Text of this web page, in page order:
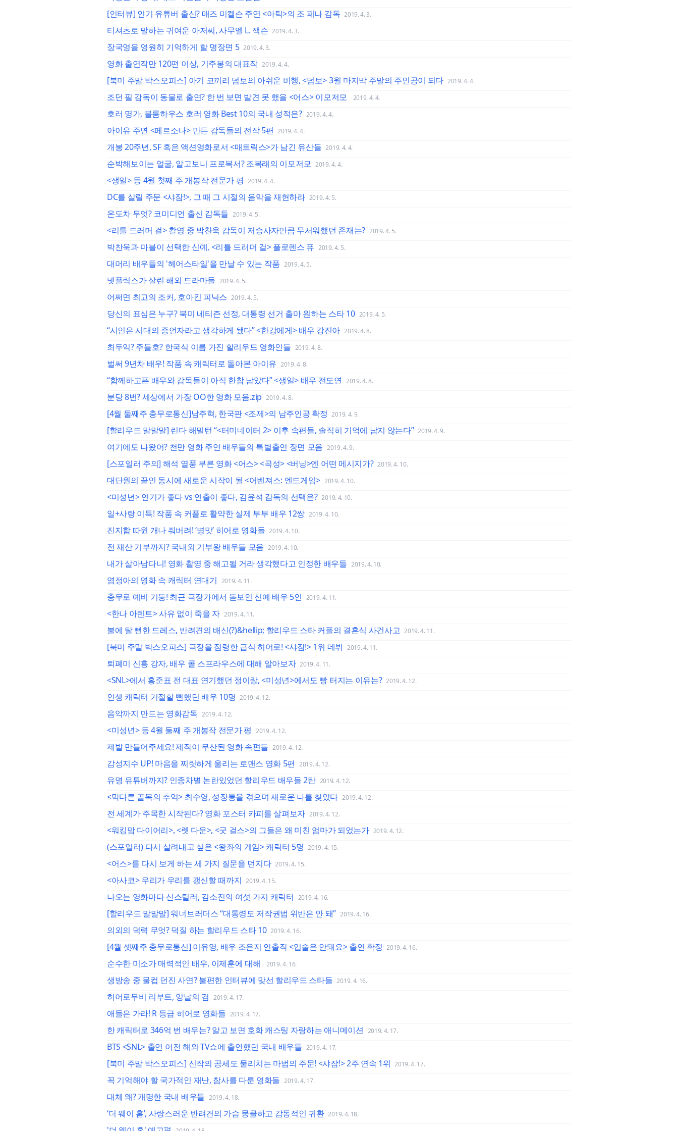
[인터뷰] 인기 유튜버 출신? 매즈 미켈슨 주연 <아틱>의 조 페나 감독 2019. 4. 3.
티셔츠로 말하는 귀여운 아저씨, 사무엘 L. 잭슨 2019. 4. 3.
장국영을 영원히 기억하게 할 명장면 5 2019. 4. 3.
영화 출연작만 120편 이상, 기주봉의 대표작 2019. 4. 4.
[북미 주말 박스오피스] 아기 코끼리 덤보의 아쉬운 비행, <덤보> 3월 마지막 주말의 주인공이 되다 2019. 4. 4.
조던 필 감독이 동물로 출연? 한 번 보면 발견 못 했을 <어스> 이모저모 2019. 4. 4.
호러 명가, 블룸하우스 호러 영화 Best 10의 국내 성적은? 2019. 4. 4.
아이유 주연 <페르소나> 만든 감독들의 전작 5편 2019. 4. 4.
개봉 20주년, SF 혹은 액션영화로서 <매트릭스>가 남긴 유산들 2019. 4. 4.
순박해보이는 얼굴, 알고보니 프로복서? 조복래의 이모저모 2019. 4. 4.
<생일> 등 4월 첫째 주 개봉작 전문가 평 2019. 4. 4.
DC를 살릴 주문 <샤잠!>, 그 때 그 시절의 음악을 재현하라 2019. 4. 5.
온도차 무엇? 코미디언 출신 감독들 2019. 4. 5.
<리틀 드러머 걸> 촬영 중 박찬욱 감독이 저승사자만큼 무서워했던 존재는? 2019. 4. 5.
박찬욱과 마블이 선택한 신예, <리틀 드러머 걸> 플로렌스 퓨 2019. 4. 5.
대머리 배우들의 '헤어스타일'을 만날 수 있는 작품 2019. 4. 5.
넷플릭스가 살린 해외 드라마들 2019. 4. 5.
어쩌면 최고의 조커, 호아킨 피닉스 2019. 4. 5.
당신의 표심은 누구? 북미 네티즌 선정, 대통령 선거 출마 원하는 스타 10 2019. 4. 5.
“시인은 시대의 증언자라고 생각하게 됐다” <한강에게> 배우 강진아 2019. 4. 8.
최두익? 주들호? 한국식 이름 가진 할리우드 영화인들 2019. 4. 8.
벌써 9년차 배우! 작품 속 캐릭터로 돌아본 아이유 2019. 4. 8.
“함께하고픈 배우와 감독들이 아직 한참 남았다” <생일> 배우 전도연 2019. 4. 8.
분당 8번? 세상에서 가장 OO한 영화 모음.zip 2019. 4. 8.
[4월 둘째주 충무로통신]남주혁, 한국판 <조제>의 남주인공 확정 2019. 4. 9.
[할리우드 말말말] 린다 해밀턴 “<터미네이터 2> 이후 속편들, 솔직히 기억에 남지 않는다” 2019. 4. 9.
여기에도 나왔어? 천만 영화 주연 배우들의 특별출연 장면 모음 2019. 4. 9.
[스포일러 주의] 해석 열풍 부른 영화 <어스> <곡성> <버닝>엔 어떤 메시지가? 2019. 4. 10.
대단원의 끝인 동시에 새로운 시작이 될 <어벤져스: 엔드게임> 2019. 4. 10.
<미성년> 연기가 좋다 vs 연출이 좋다, 김윤석 감독의 선택은? 2019. 4. 10.
일+사랑 이득! 작품 속 커플로 활약한 실제 부부 배우 12쌍 2019. 4. 10.
진지함 따윈 개나 줘버려! ‘병맛’ 히어로 영화들 2019. 4. 10.
전 재산 기부까지? 국내외 기부왕 배우들 모음 2019. 4. 10.
내가 살아남다니! 영화 촬영 중 해고될 거라 생각했다고 인정한 배우들 2019. 4. 10.
염정아의 영화 속 캐릭터 연대기 2019. 4. 11.
충무로 예비 기둥! 최근 극장가에서 돋보인 신예 배우 5인 2019. 4. 11.
<한나 아렌트> 사유 없이 죽을 자 2019. 4. 11.
불에 탈 뻔한 드레스, 반려견의 배신(?)&hellip; 할리우드 스타 커플의 결혼식 사건사고 2019. 4. 11.
[북미 주말 박스오피스] 극장을 점령한 급식 히어로! <샤잠!> 1위 데뷔 2019. 4. 11.
퇴폐미 신흥 강자, 배우 콜 스프라우스에 대해 알아보자 2019. 4. 11.
<SNL>에서 홍준표 전 대표 연기했던 정이랑, <미성년>에서도 빵 터지는 이유는? 2019. 4. 12.
인생 캐릭터 거절할 뻔했던 배우 10명 2019. 4. 12.
음악까지 만드는 영화감독 2019. 4. 12.
<미성년> 등 4월 둘째 주 개봉작 전문가 평 2019. 4. 12.
제발 만들어주세요! 제작이 무산된 영화 속편들 2019. 4. 12.
감성지수 UP! 마음을 찌릿하게 울리는 로맨스 영화 5편 2019. 4. 12.
유명 유튜버까지? 인종차별 논란있었던 할리우드 배우들 2탄 2019. 4. 12.
<막다른 골목의 추억> 최수영, 성장통을 겪으며 새로운 나를 찾았다 2019. 4. 12.
전 세계가 주목한 시작된다? 영화 포스터 카피를 살펴보자 2019. 4. 12.
<워킹맘 다이어리>, <렛 다운>, <굿 걸스>의 그들은 왜 미친 엄마가 되었는가 2019. 4. 12.
(스포일러) 다시 살려내고 싶은 <왕좌의 게임> 캐릭터 5명 2019. 4. 15.
<어스>를 다시 보게 하는 세 가지 질문을 던지다 2019. 4. 15.
<아사코> 우리가 우리를 갱신할 때까지 2019. 4. 15.
나오는 영화마다 신스틸러, 김소진의 여섯 가지 캐릭터 2019. 4. 16.
[할리우드 말말말] 워너브러더스 “대통령도 저작권법 위반은 안 돼” 2019. 4. 16.
의외의 덕력 무엇? 덕질 하는 할리우드 스타 10 2019. 4. 16.
[4월 셋째주 충무로통신] 이유영, 배우 조은지 연출작 <입술은 안돼요> 출연 확정 2019. 4. 16.
순수한 미소가 매력적인 배우, 이제훈에 대해 2019. 4. 16.
생방송 중 물컵 던진 사연? 불편한 인터뷰에 맞선 할리우드 스타들 2019. 4. 16.
히어로무비 리부트, 양날의 검 2019. 4. 17.
애들은 가라! R 등급 히어로 영화들 2019. 4. 17.
한 캐릭터로 346억 번 배우는? 알고 보면 호화 캐스팅 자랑하는 애니메이션 2019. 4. 17.
BTS <SNL> 출연 이전 해외 TV쇼에 출연했던 국내 배우들 2019. 4. 17.
[북미 주말 박스오피스] 신작의 공세도 물리치는 마법의 주문! <샤잠!> 2주 연속 1위 2019. 4. 17.
꼭 기억해야 할 국가적인 재난, 참사를 다룬 영화들 2019. 4. 17.
대체 왜? 개명한 국내 배우들 2019. 4. 18.
‘더 웨이 홈’, 사랑스러운 반려견의 가슴 뭉클하고 감동적인 귀환 2019. 4. 18.